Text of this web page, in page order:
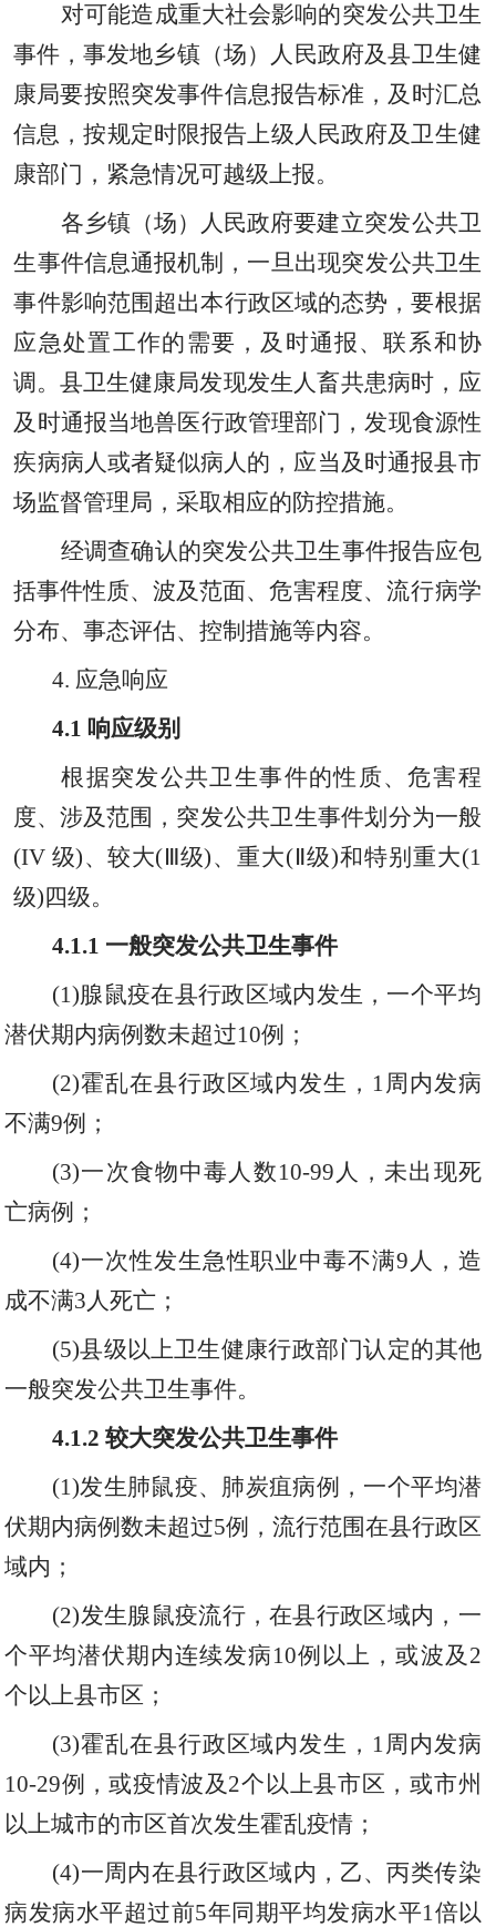
对可能造成重大社会影响的突发公共卫生
事件 ，事发地乡镇（场） 人民政府及县卫生健
康局要按照突发事件信息报告标准 ， 及时汇总
信息 ，按规定时限报告上级人民政府及卫生健
康部门 ， 紧急情况可越级上报。
各乡镇（场）
人民政府要建立突发公共卫
生事件信息通报机制 ， 一旦出现突发公共卫生
事件影响范围超出本行政区域的态势 ，要根据
应急处置工作的需要 ， 及时通报 、联系和协
调。县卫生健康局发现发生人畜共患病时 ， 应
及时通报当地兽医行政管理部门 ，发现食源性
疾病病人或者疑似病人的 ， 应当及时通报县市
场监督管理局， 采取相应的防控措施。
经调查确认的突发公共卫生事件报告应包
括事件性质、波及范面、危害程度、流行病学
分布、事态评估、控制措施等内容。
4. 应急响应
4.1响应级别
根据突发公共卫生事件的性质、危害程
度、涉及范围 ， 突发公共卫生事件划分为一般
(IV 级)、较大(Ⅲ级)、重大(Ⅱ级)和特别重大(1
级)四级。
4.1.1 一般突发公共卫生事件
(1)腺鼠疫在县行政区域内发生 ， 一个平均
潜伏期内病例数未超过10例；
(2)霍乱在县行政区域内发生 ， 1周内发病
不满9例；
(3)一次食物中毒人数10-99人 ，未出现死
亡病例；
(4)一次性发生急性职业中毒不满9人 ，造
成不满3人死亡；
(5)县级以上卫生健康行政部门认定的其他
一般突发公共卫生事件。
4.1.2较大突发公共卫生事件
(1)发生肺鼠疫、 肺炭疽病例 ， 一个平均潜
伏期内病例数未超过5例 ，流行范围在县行政区
域内；
(2)发生腺鼠疫流行 ，在县行政区域内 ， 一
个平均潜伏期内连续发病10例以上 ，或波及 2
个以上县市区；
(3)霍乱在县行政区域内发生 ， 1周内发病
10-29例 ，或疫情波及 2个以上县市区 ，或市州
以上城市的市区首次发生霍乱疫情；
(4)一周内在县行政区域内 ， 乙、丙类传染
病发病水平超过前5年同期平均发病水平1倍以